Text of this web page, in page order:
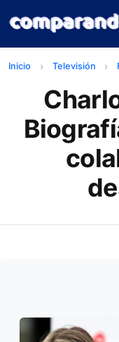
Inicio Televisión